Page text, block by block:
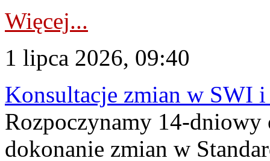
Więcej...
1 lipca 2026, 09:40
Konsultacje zmian w SWI
Rozpoczynamy 14-
dokonanie zmian w